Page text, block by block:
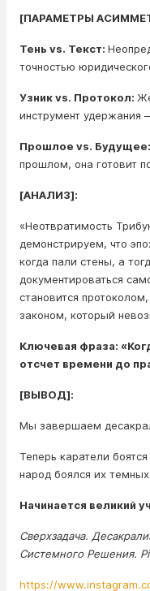
[ПАРАМЕТРЫ
Тень vs. Текст:
точностью
Узник vs. Протокол:
инструмент удержания
Прошлое vs. Будущее:
прошлом, она готовит
[АНАЛИЗ]:
«Неотвратимость
демонстрируем, что
когда пали стены, а
документироваться
становится
законом, который
Ключевая фраза:
отсчет времени до
[ВЫВОД]:
Мы завершаем
Теперь каратели
народ боялся их
Начинается великий
Сверхзадача.
Системного Решения.
https://